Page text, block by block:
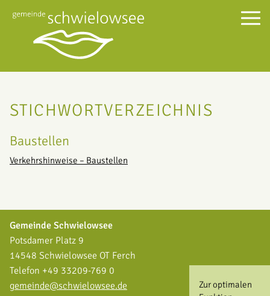
Zur optimalen
STICHWORTVERZEICHNIS
Baustellen
Verkehrshinweise – Baustellen
Gemeinde Schwielowsee
Potsdamer Platz 9
14548 Schwielowsee OT Ferch
Telefon +49 33209-769 0
gemeinde@schwielowsee.de